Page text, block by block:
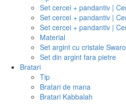
Set cercei + pandantiv |
Set cercei + pandantiv |
Set cercei + pandantiv |
Material
Set argint cu cristale
Set din argint fara pietre
Bratari
Tip
Bratari de mana
Bratari Kabbalah